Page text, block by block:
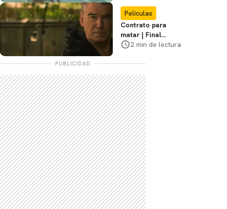
Películas
Contrato para
matar | Final
explicado, ¿Qué
Stan y Beggar?
2 min de lectura
PUBLICIDAD